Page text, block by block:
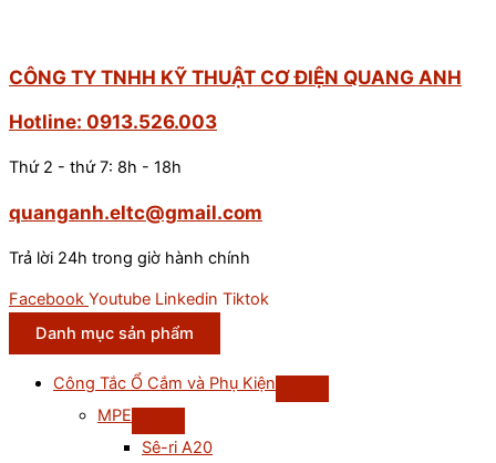
CÔNG TY TNHH KỸ THUẬT CƠ ĐIỆN QUANG ANH
Hotline: 0913.526.003
Thứ 2 - thứ 7: 8h - 18h
quanganh.eltc@gmail.com
Trả lời 24h trong giờ hành chính
Facebook Youtube Linkedin Tiktok
Danh mục sản phẩm
Công Tắc Ổ Cắm và Phụ Kiện
MPE
Sê-ri A20